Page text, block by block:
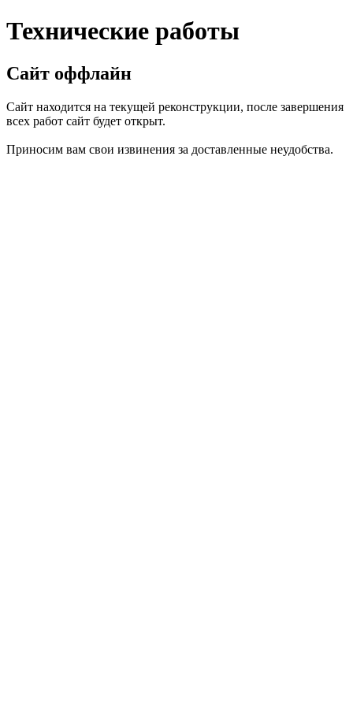
Технические работы
Сайт оффлайн
Сайт находится на текущей реконструкции, после завершения
всех работ сайт будет открыт.
Приносим вам свои извинения за доставленные неудобства.